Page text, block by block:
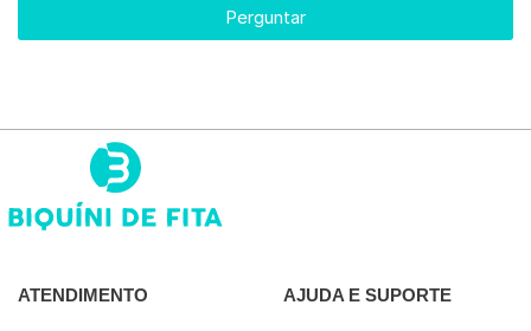
Perguntar
ATENDIMENTO AJUDA E SUPORTE